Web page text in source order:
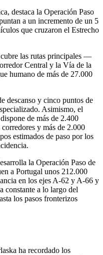
destaca la Operación Paso
a un incremento de un 5
que cruzaron el Estrecho
las rutas principales —
Central y la Vía de la
humano de más de 27.000
descanso y cinco puntos de
Asimismo, el
de más de 2.400
y más de 2.000
estimados de paso por los
la Operación Paso de
a Portugal unos 212.000
en los ejes A-62 y A-66 y
constante a lo largo del
los pasos fronterizos
ha recordado los